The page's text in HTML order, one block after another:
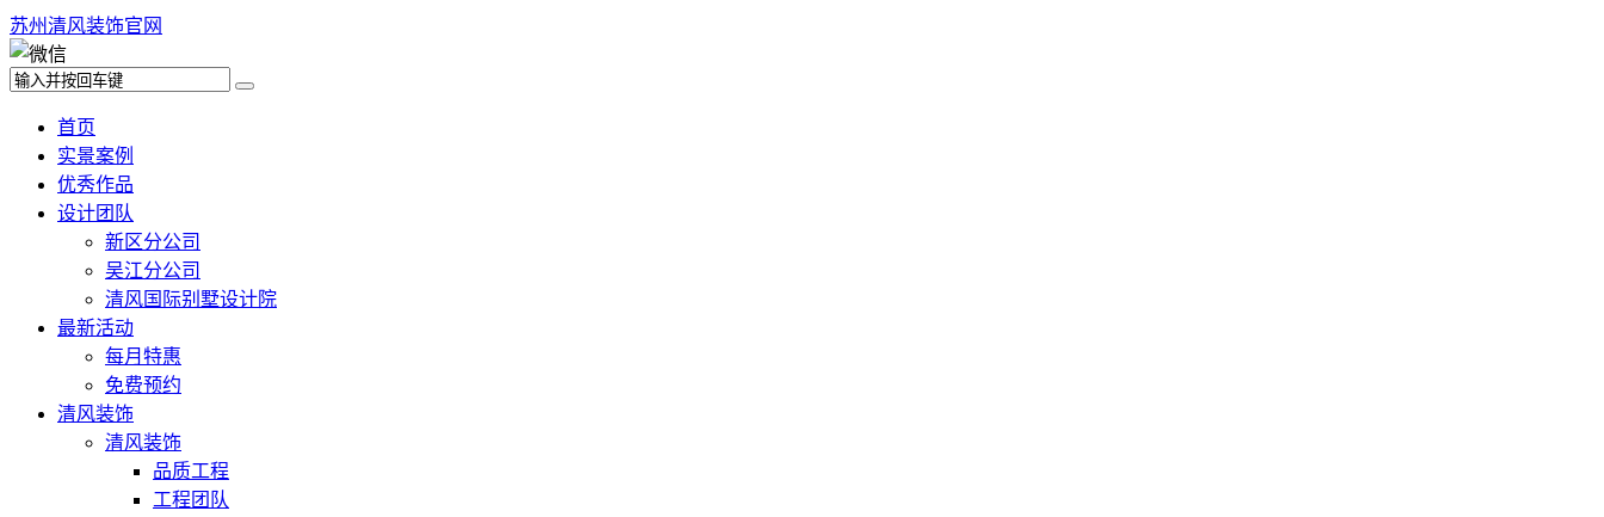
苏州清风装饰官网
首页
实景案例
优秀作品
设计团队
新区分公司
吴江分公司
清风国际别墅设计院
最新活动
每月特惠
免费预约
清风装饰
清风装饰
品质工程
工程团队